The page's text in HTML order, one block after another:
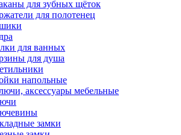
для зубных щёток
для полотенец
для ванных
для душа
напольные
аксессуары мебельные
замки